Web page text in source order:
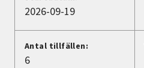
Lyssna
2026-09-19
Antal tillfällen:
6